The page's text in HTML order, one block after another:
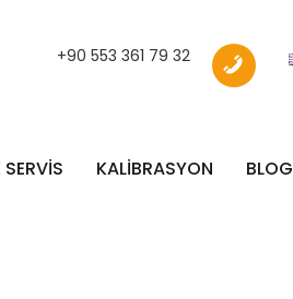
+90 553 361 79 32
KALİBRASYON BLOG